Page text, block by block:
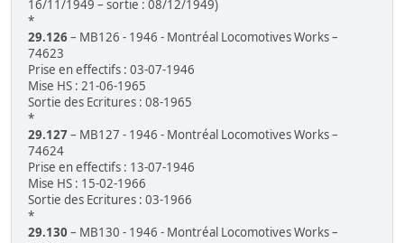
16/11/1949 – sortie : 08/12/1949)
*
29.126– MB126 - 1946 - Montréal Locomotives Works –
74623
Prise en effectifs : 03-07-1946
Mise HS : 21-06-1965
Sortie des Ecritures : 08-1965
*
29.127– MB127 - 1946 - Montréal Locomotives Works –
74624
Prise en effectifs : 13-07-1946
Mise HS : 15-02-1966
Sortie des Ecritures : 03-1966
*
29.130 – MB130 - 1946 - Montréal Locomotives Works –